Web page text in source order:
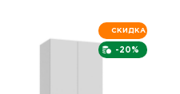
-20%
СКИДКА